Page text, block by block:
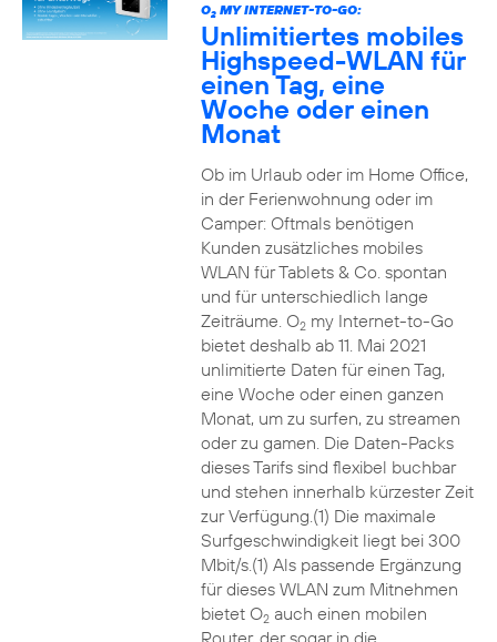
O2MY INTERNET-TO-GO:
Unlimitiertes mobiles
Highspeed-WLAN für
einen Tag, eine
Woche oder einen
Monat
Ob im Urlaub oder im Home Office,
in der Ferienwohnung oder im
Camper: Oftmals benötigen
Kunden zusätzliches mobiles
WLAN für Tablets & Co. spontan
und für unterschiedlich lange
Zeiträume. O2my Internet-to-Go
bietet deshalb ab 11. Mai 2021
unlimitierte Daten für einen Tag,
eine Woche oder einen ganzen
Monat, um zu surfen, zu streamen
oder zu gamen. Die Daten-Packs
dieses Tarifs sind flexibel buchbar
und stehen innerhalb kürzester Zeit
zur Verfügung.(1) Die maximale
Surfgeschwindigkeit liegt bei 300
Mbit/s.(1) Als passende Ergänzung
für dieses WLAN zum Mitnehmen
bietet O2auch einen mobilen
Router, der sogar in die